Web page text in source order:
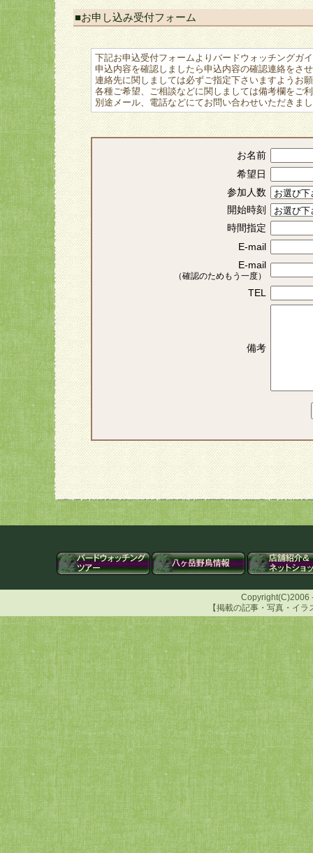
■お申し込み受付フォーム
下記お申込受付フォームよりバードウォッチングガ
申込内容を確認しましたら申込内容の確認連絡をさ
連絡先に関しましては必ずご指定下さいますようお
各種ご希望、ご相談などに関しましては備考欄をご
別途メール、電話などにてお問い合わせいただきま
Copyright(C)2006
【掲載の記事・写真・イ